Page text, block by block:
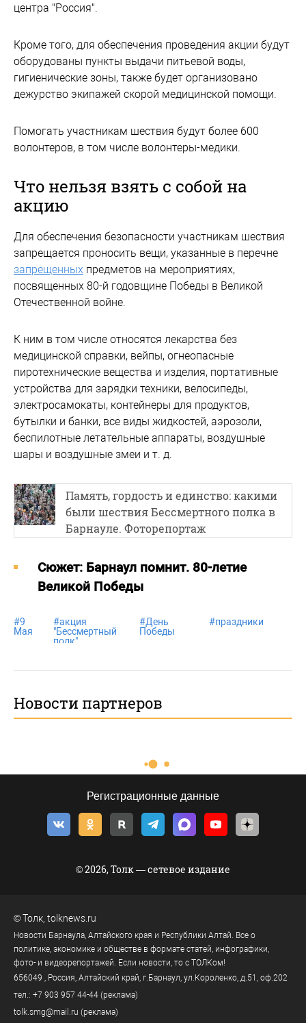
центра "Россия".
Кроме того, для обеспечения проведения акции будут
оборудованы пункты выдачи питьевой воды,
гигиенические зоны, также будет организовано
дежурство экипажей скорой медицинской помощи.
Помогать участникам шествия будут более 600
волонтеров, в том числе волонтеры-медики.
Что нельзя взять с собой на
акцию
Для обеспечения безопасности участникам шествия
запрещается проносить вещи, указанные в перечне
запрещенных предметов на мероприятиях,
посвященных 80-й годовщине Победы в Великой
Отечественной войне.
К ним в том числе относятся лекарства без
медицинской справки, вейпы, огнеопасные
пиротехнические вещества и изделия, портативные
устройства для зарядки техники, велосипеды,
электросамокаты, контейнеры для продуктов,
бутылки и банки, все виды жидкостей, аэрозоли,
беспилотные летательные аппараты, воздушные
шары и воздушные змеи и т. д.
Память, гордость и единство: какими
были шествия Бессмертного полка в
Барнауле. Фоторепортаж
Cюжет: Барнаул помнит. 80-летие
Великой Победы
#9
Мая
#акция
"Бессмертный
полк"
#День
Победы
#праздники
Новости партнеров
Регистрационные данные
© 2026, Толк — сетевое издание
©Толк tolknews.ru
Новости Барнаула, Алтайского края и Республики Алтай. Все о
политике, экономике и обществе в формате статей, инфографики,
фото- и видеорепортажей. Если новости, то с ТОЛКом!
656049
, Россия, Алтайский край, г. Барнаул ул.Короленко, д.51, оф.202
тел.: +7 903 957 44-44 (реклама)
tolk.smg@mail.ru (реклама)